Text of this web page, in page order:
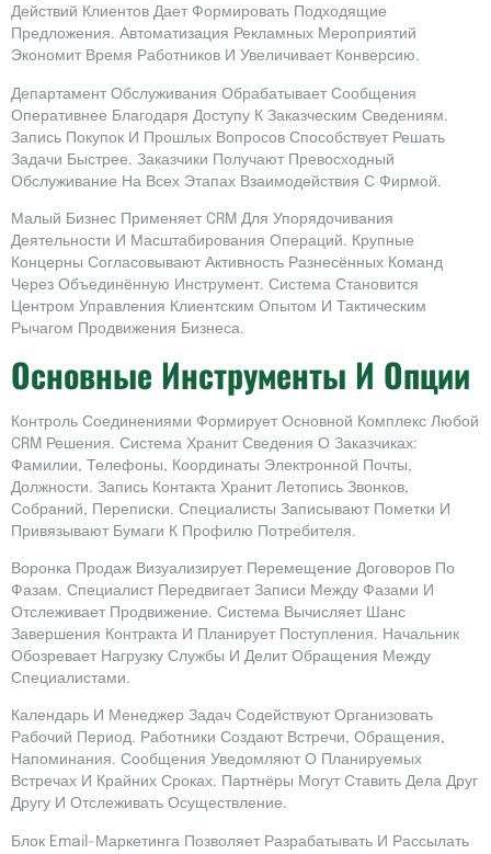
Действий Клиентов Дает Формировать Подходящие
Предложения. Автоматизация Рекламных Мероприятий
Экономит Время Работников И Увеличивает Конверсию.
Департамент Обслуживания Обрабатывает Сообщения
Оперативнее Благодаря Доступу К Заказческим Сведениям.
Запись Покупок И Прошлых Вопросов Способствует Решать
Задачи Быстрее. Заказчики Получают Превосходный
Обслуживание На Всех Этапах Взаимодействия С Фирмой.
Малый Бизнес Применяет CRM Для Упорядочивания
Деятельности И Масштабирования Операций. Крупные
Концерны Согласовывают Активность Разнесённых Команд
Через Объединённую Инструмент. Система Становится
Центром Управления Клиентским Опытом И Тактическим
Рычагом Продвижения Бизнеса.
Основные Инструменты И Опции
Контроль Соединениями Формирует Основной Комплекс Любой
CRM Решения. Система Хранит Сведения О Заказчиках:
Фамилии, Телефоны, Координаты Электронной Почты,
Должности. Запись Контакта Хранит Летопись Звонков,
Собраний, Переписки. Специалисты Записывают Пометки И
Привязывают Бумаги К Профилю Потребителя.
Воронка Продаж Визуализирует Перемещение Договоров По
Фазам. Специалист Передвигает Записи Между Фазами И
Отслеживает Продвижение. Система Вычисляет Шанс
Завершения Контракта И Планирует Поступления. Начальник
Обозревает Нагрузку Службы И Делит Обращения Между
Специалистами.
Календарь И Менеджер Задач Содействуют Организовать
Рабочий Период. Работники Создают Встречи, Обращения,
Напоминания. Сообщения Уведомляют О Планируемых
Встречах И Крайних Сроках. Партнёры Могут Ставить Дела Друг
Другу И Отслеживать Осуществление.
Блок Email-Маркетинга Позволяет Разрабатывать И Рассылать